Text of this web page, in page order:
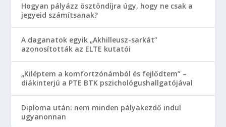
Hogyan pályázz ösztöndíjra úgy, hogy ne csak a
jegyeid számítsanak?
A daganatok egyik „Akhilleusz-sarkát”
azonosították az ELTE kutatói
„Kiléptem a komfortzónámból és fejlődtem” –
diákinterjú a PTE BTK pszichológushallgatójával
Diploma után: nem minden pályakezdő indul
ugyanonnan